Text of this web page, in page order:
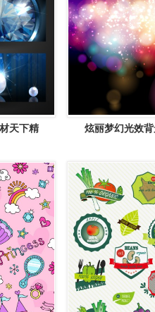
天下精 炫丽梦幻光效